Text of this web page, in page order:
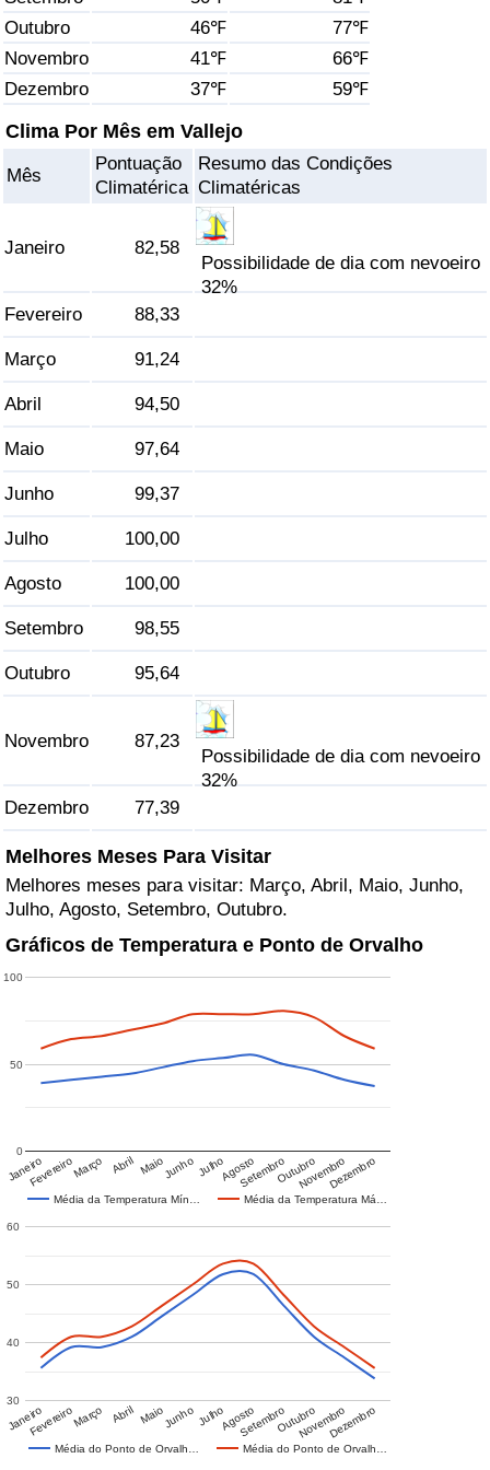
Outubro
46℉
77℉
Novembro
41℉
66℉
Dezembro
37℉ 59℉
Clima Por Mês em Vallejo
Mês
Pontuação
Climatérica
Resumo das Condições
Climatéricas
Janeiro 82,58
Possibilidade de dia com nevoeiro
32%
Fevereiro
88,33
Março 91,24
Abril 94,50
Maio 97,64
Junho 99,37
Julho 100,00
Agosto 100,00
Setembro 98,55
Outubro 95,64
Novembro 87,23
Possibilidade de dia com nevoeiro
32%
Dezembro
77,39
Melhores Meses Para Visitar
Melhores meses para visitar: Março, Abril, Maio, Junho,
Julho, Agosto, Setembro, Outubro.
Gráficos de Temperatura e Ponto de Orvalho
Média da Temperatura Mín… Média da Temperatura Má…
JaneiroFevereiroMarço Abril MaioJunho JulhoAgostoSetembroOutubroNovembroDezembro
0
50
100
Média do Ponto de Orvalh… Média do Ponto de Orvalh…
JaneiroFevereiroMarço Abril MaioJunho JulhoAgostoSetembroOutubroNovembroDezembro
30
40
50
60
Saúde
Indicador de Saúde (Atual)
Indicador de Saúde por País
Indicador de Poluição (Atual)
Índice de poluição
Trânsito
Indicador de Trânsito
Indicador de Trânsito (Atual)